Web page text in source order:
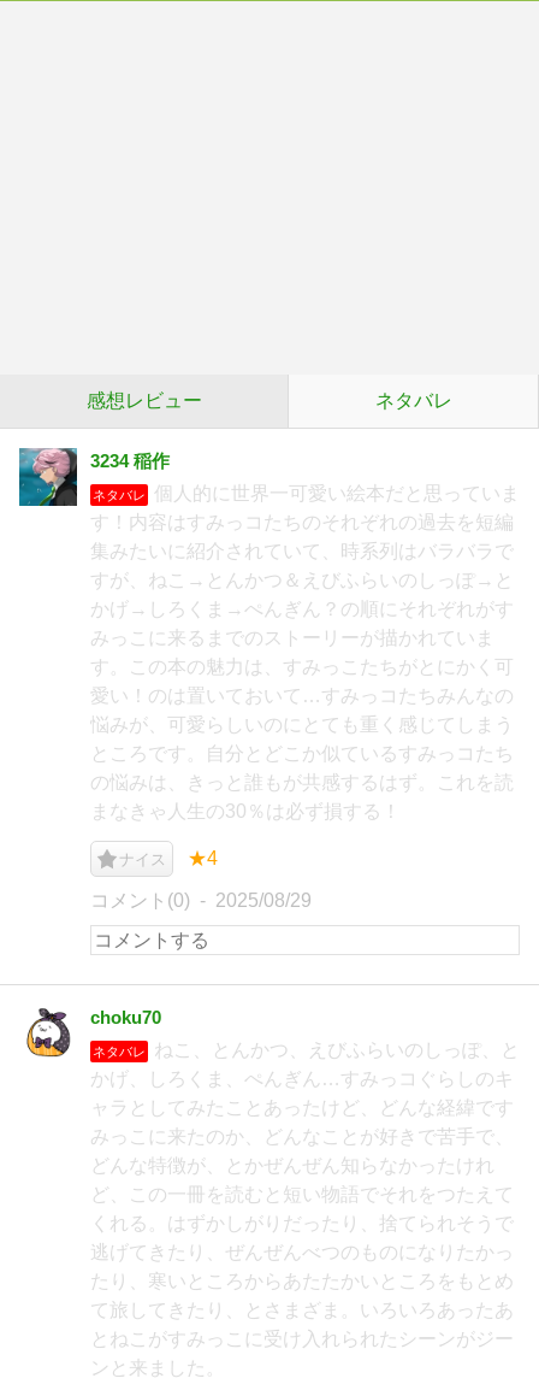
感想レビュー ネタバレ
3234 稲作
ネタバレ
個人的に世界一可愛い絵本だと思っていま
す！内容はすみっコたちのそれぞれの過去を短編
集みたいに紹介されていて、時系列はバラバラで
すが、ねこ→とんかつ＆えびふらいのしっぽ→と
かげ→しろくま→ぺんぎん？の順にそれぞれがす
みっこに来るまでのストーリーが描かれていま
す。この本の魅力は、すみっこたちがとにかく可
愛い！のは置いておいて…すみっコたちみんなの
悩みが、可愛らしいのにとても重く感じてしまう
ところです。自分とどこか似ているすみっコたち
の悩みは、きっと誰もが共感するはず。これを読
まなきゃ人生の30％は必ず損する！
ナイス ★4
コメント(0) 2025/08/29
choku70
ネタバレ
ねこ、とんかつ、えびふらいのしっぽ、と
かげ、しろくま、ぺんぎん…すみっコぐらしのキ
ャラとしてみたことあったけど、どんな経緯です
みっこに来たのか、どんなことが好きで苦手で、
どんな特徴が、とかぜんぜん知らなかったけれ
ど、この一冊を読むと短い物語でそれをつたえて
くれる。はずかしがりだったり、捨てられそうで
逃げてきたり、ぜんぜんべつのものになりたかっ
たり、寒いところからあたたかいところをもとめ
て旅してきたり、とさまざま。いろいろあったあ
とねこがすみっこに受け入れられたシーンがジー
ンと来ました。